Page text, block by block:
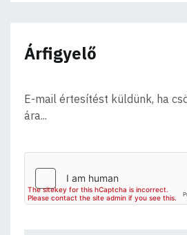
Árfigyelő
E-mail értesítést küldünk, ha
ára...